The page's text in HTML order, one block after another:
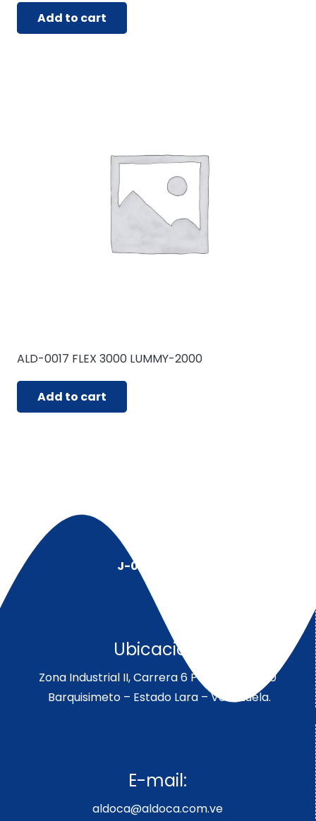
Add to cart
ALD-0017 FLEX 3000 LUMMY-2000
Add to cart
J-00128491-5
Ubicación:
Zona Industrial II, Carrera 6 Parcela 189-190
Barquisimeto – Estado Lara – Venezuela.
E-mail:
aldoca@aldoca.com.ve